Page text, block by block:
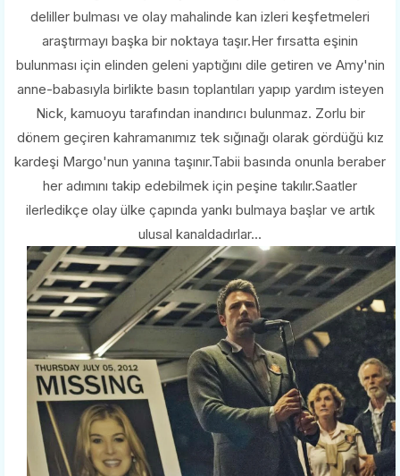
deliller bulması ve olay mahalinde kan izleri keşfetmeleri
araştırmayı başka bir noktaya taşır.Her fırsatta eşinin
bulunması için elinden geleni yaptığını dile getiren ve Amy'nin
anne-babasıyla birlikte basın toplantıları yapıp yardım isteyen
Nick, kamuoyu tarafından inandırıcı bulunmaz. Zorlu bir
dönem geçiren kahramanımız tek sığınağı olarak gördüğü kız
kardeşi Margo'nun yanına taşınır.Tabii basında onunla beraber
her adımını takip edebilmek için peşine takılır.Saatler
ilerledikçe olay ülke çapında yankı bulmaya başlar ve artık
ulusal kanaldadırlar...